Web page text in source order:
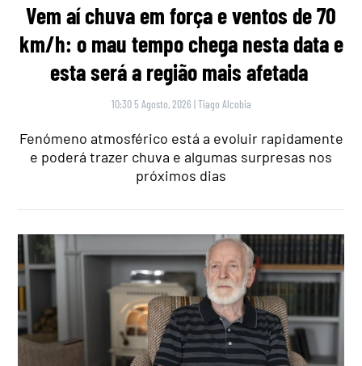
Vem aí chuva em força e ventos de 70
km/h: o mau tempo chega nesta data e
esta será a região mais afetada
10:30 5 Agosto, 2026 |Tiago Alcobia
Fenómeno atmosférico está a evoluir rapidamente
e poderá trazer chuva e algumas surpresas nos
próximos dias